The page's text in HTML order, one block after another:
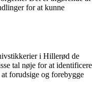
for at kunne
i Hillerød de
tal nøje for at identificere
forudsige og forebygge